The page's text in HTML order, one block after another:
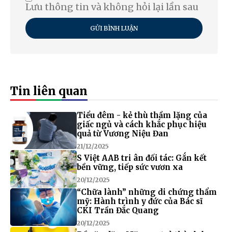
Lưu thông tin và không hỏi lại lần sau
GỬI BÌNH LUẬN
Tin liên quan
Tiểu đêm - kẻ thù thầm lặng của
giấc ngủ và cách khắc phục hiệu
quả từ Vương Niệu Đan
21/12/2025
S Việt AAB tri ân đối tác: Gắn kết
bền vững, tiếp sức vươn xa
20/12/2025
“Chữa lành” những di chứng thẩm
mỹ: Hành trình y đức của Bác sĩ
CKI Trần Đắc Quang
20/12/2025